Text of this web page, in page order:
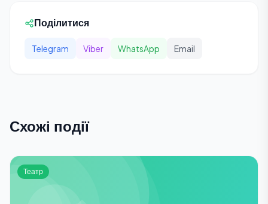
Поділитися
Telegram Viber WhatsApp Email
Схожі події
Театр